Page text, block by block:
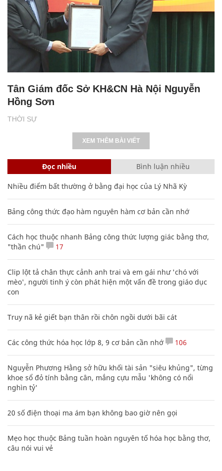
THỜI SỰ
Tân Giám đốc Sở KH&CN Hà Nội Nguyễn
Hồng Sơn
XEM THÊM BÀI VIẾT
Đọc nhiều Bình luận nhiều
Nhiều điểm bất thường ở bằng đại học của Lý Nhã Kỳ
Bảng công thức đạo hàm nguyên hàm cơ bản cần nhớ
Cách học thuộc nhanh Bảng công thức lượng giác bằng thơ,
"thần chú"
17
Clip lột tả chân thực cảnh anh trai và em gái như 'chó với
mèo', người tinh ý còn phát hiện một vấn đề trong giáo dục
con
Truy nã kẻ giết bạn thân rồi chôn ngồi dưới bãi cát
Các công thức hóa học lớp 8, 9 cơ bản cần nhớ 106
Nguyễn Phương Hằng sở hữu khối tài sản "siêu khủng", từng
khoe sổ đỏ tính bằng cân, mắng cựu mẫu 'không có nổi
nghìn tỷ'
20 số điện thoại ma ám bạn không bao giờ nên gọi
Mẹo học thuộc Bảng tuần hoàn nguyên tố hóa học bằng thơ,
câu nói vui vẻ